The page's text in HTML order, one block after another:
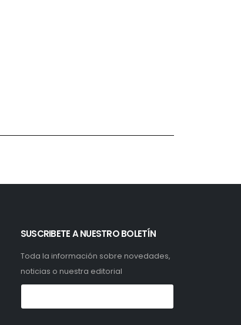
SUSCRIBETE A NUESTRO BOLETÍN
Toda la información sobre novedades,
noticias o nuestra editorial